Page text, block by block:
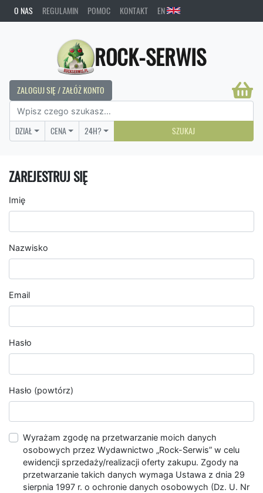
O NAS REGULAMIN POMOC KONTAKT EN
ROCK-SERWIS
ZALOGUJ SIĘ / ZAŁÓŻ KONTO
DZIAŁ CENA 24H? SZUKAJ
ZAREJESTRUJ SIĘ
Imię
Nazwisko
Email
Hasło
Hasło (powtórz)
Wyrażam zgodę na przetwarzanie moich danych
osobowych przez Wydawnictwo „Rock-Serwis” w celu
ewidencji sprzedaży/realizacji oferty zakupu. Zgody na
przetwarzanie takich danych wymaga Ustawa z dnia 29
sierpnia 1997 r. o ochronie danych osobowych (Dz. U. Nr